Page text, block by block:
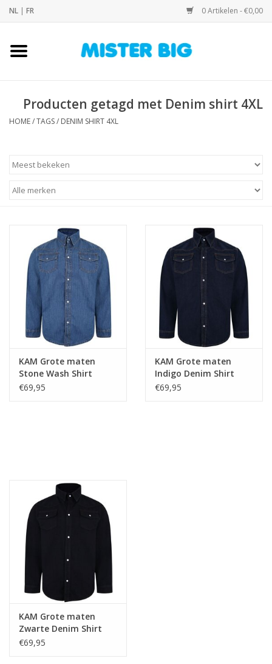
NL | FR 0 Artikelen - €0,00
Home
Onze Winkel
Contact
BLOGS
Producten getagd met Denim shirt 4XL
HOME/TAGS/ DENIM SHIRT 4XL
KAM Grote maten
Stone Wash Shirt
€69,95
KAM Grote maten
Indigo Denim Shirt
€69,95
KAM Grote maten
Zwarte Denim Shirt
€69,95